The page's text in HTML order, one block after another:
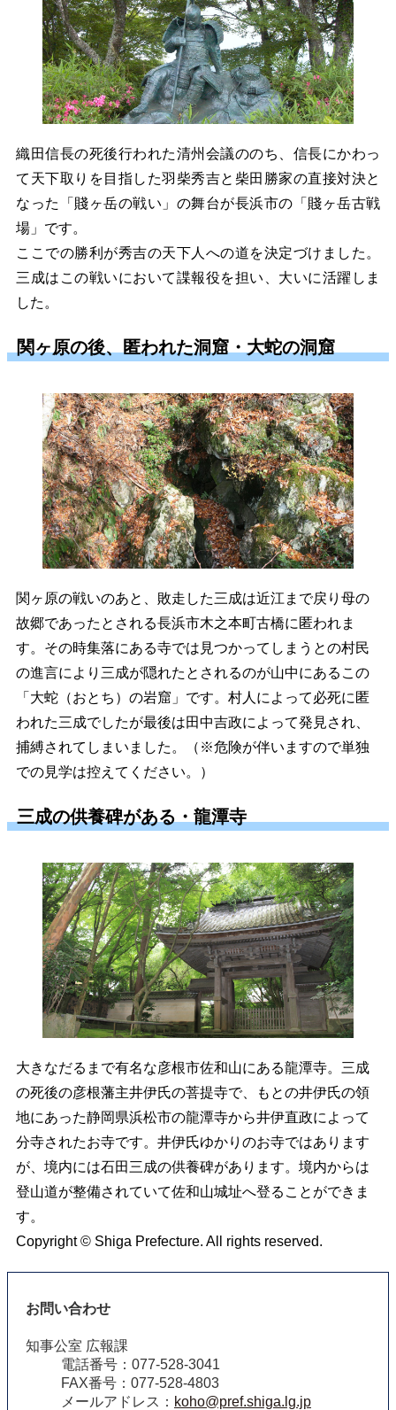
織田信長の死後行われた清州会議ののち、信長にかわっ
て天下取りを目指した羽柴秀吉と柴田勝家の直接対決と
なった「賤ヶ岳の戦い」の舞台が長浜市の「賤ヶ岳古戦
場」です。
ここでの勝利が秀吉の天下人への道を決定づけました。
三成はこの戦いにおいて諜報役を担い、大いに活躍しま
した。
関ヶ原の後、匿われた洞窟・大蛇の洞窟
関ヶ原の戦いのあと、敗走した三成は近江まで戻り母の
故郷であったとされる長浜市木之本町古橋に匿われま
す。その時集落にある寺では見つかってしまうとの村民
の進言により三成が隠れたとされるのが山中にあるこの
「大蛇（おとち）の岩窟」です。村人によって必死に匿
われた三成でしたが最後は田中吉政によって発見され、
捕縛されてしまいました。（※危険が伴いますので単独
での見学は控えてください。）
三成の供養碑がある・龍潭寺
大きなだるまで有名な彦根市佐和山にある龍潭寺。三成
の死後の彦根藩主井伊氏の菩提寺で、もとの井伊氏の領
地にあった静岡県浜松市の龍潭寺から井伊直政によって
分寺されたお寺です。井伊氏ゆかりのお寺ではあります
が、境内には石田三成の供養碑があります。境内からは
登山道が整備されていて佐和山城址へ登ることができま
す。
Copyright © Shiga Prefecture. All rights reserved.
お問い合わせ
知事公室 広報課
電話番号：077-528-3041
FAX番号：077-528-4803
メールアドレス： koho@pref.shiga.lg.jp